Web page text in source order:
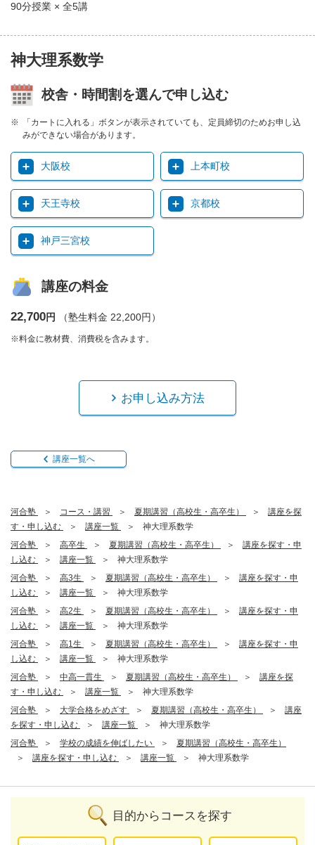
90分授業 × 全5講
神大理系数学
校舎・時間割を選んで申し込む
「カートに入れる」ボタンが表示されていても、定員締切のためお申し込
みができない場合があります。
大阪校 上本町校
天王寺校 京都校
神戸三宮校
講座の料金
22,700円 （塾生料金 22,200円）
※料金に教材費、消費税を含みます。
お申し込み方法
講座一覧へ
河合塾 コース・講習 夏期講習（高校生・高卒生）
講座を探
す・申し込む
講座一覧
神大理系数学
河合塾
高卒生 夏期講習（高校生・高卒生）
講座を探す・申
し込む
講座一覧
神大理系数学
河合塾
高3生 夏期講習（高校生・高卒生）
講座を探す・申
し込む
講座一覧
神大理系数学
河合塾
高2生 夏期講習（高校生・高卒生）
講座を探す・申
し込む
講座一覧
神大理系数学
河合塾
高1生 夏期講習（高校生・高卒生）
講座を探す・申
し込む
講座一覧
神大理系数学
河合塾
中高一貫生 夏期講習（高校生・高卒生）
講座を探
す・申し込む
講座一覧
神大理系数学
河合塾
大学合格をめざす 夏期講習（高校生・高卒生）
講座
を探す・申し込む
講座一覧
神大理系数学
河合塾
学校の成績を伸ばしたい
夏期講習（高校生・高卒生）
講座を探す・申し込む
講座一覧 神大理系数学
目的からコースを探す